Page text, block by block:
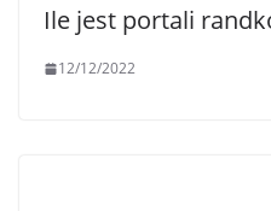
Ile jest portali
12/12/2022